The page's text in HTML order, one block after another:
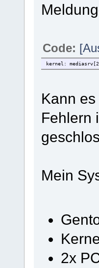
Code:
kernel:
Kann
Fehlern
Mein
2x